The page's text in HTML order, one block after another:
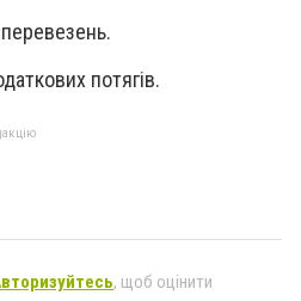
потягів.
, щоб оцінити